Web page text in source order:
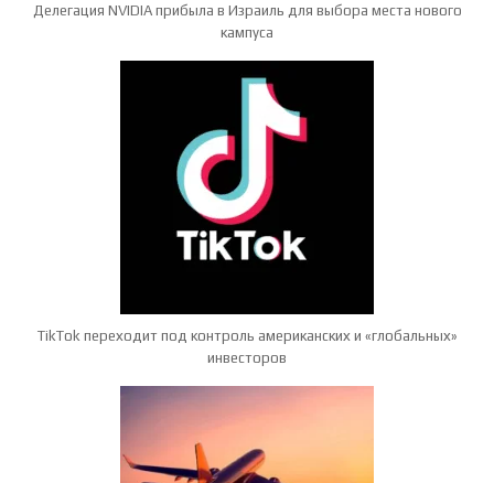
Делегация NVIDIA прибыла в Израиль для выбора места нового
кампуса
TikTok переходит под контроль американских и «глобальных»
инвесторов